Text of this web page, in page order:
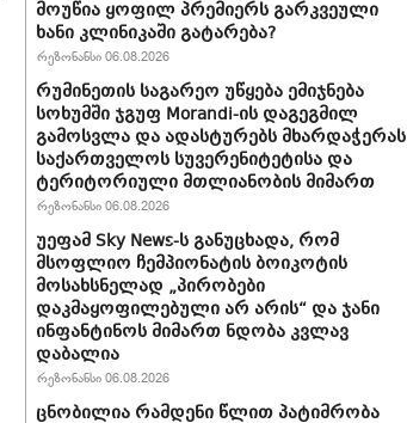
მოუწია ყოფილ პრემიერს გარკვეული
ხანი კლინიკაში გატარება?
რეზონანსი 06.08.2026
რუმინეთის საგარეო უწყება ემიჯნება
სოხუმში ჯგუფ Morandi-ის დაგეგმილ
გამოსვლა და ადასტურებს მხარდაჭერას
საქართველოს სუვერენიტეტისა და
ტერიტორიული მთლიანობის მიმართ
რეზონანსი 06.08.2026
უეფამ Sky News-ს განუცხადა, რომ
მსოფლიო ჩემპიონატის ბოიკოტის
მოსახსნელად „პირობები
დაკმაყოფილებული არ არის“ და ჯანი
ინფანტინოს მიმართ ნდობა კვლავ
დაბალია
რეზონანსი 06.08.2026
ცნობილია რამდენი წლით პატიმრობა